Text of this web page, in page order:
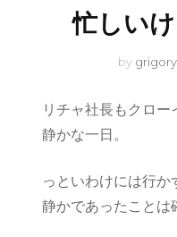
忙しい
by grigory
リチャ社長もクロ
静かな一日。
っといわけには行か
静かであったことは